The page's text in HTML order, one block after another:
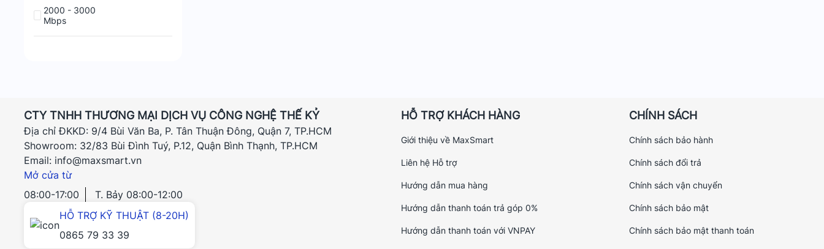
2000 - 3000
Mbps
CTY TNHH THƯƠNG MẠI DỊCH VỤ CÔNG NGHỆ THẾ KỶ
Địa chỉ ĐKKD: 9/4 Bùi Văn Ba, P. Tân Thuận Đông, Quận 7, TP.HCM
Showroom: 32/83 Bùi Đình Tuý, P.12, Quận Bình Thạnh, TP.HCM
Email: info@maxsmart.vn
Mở cửa từ
08:00-17:00
T. Bảy 08:00-12:00
HỖ TRỢ KỸ THUẬT (8-20H)
0865 79 33 39
HỖ TRỢ KHÁCH HÀNG
Giới thiệu về MaxSmart
Liên hệ Hỗ trợ
Hướng dẫn mua hàng
Hướng dẫn thanh toán trả góp 0%
Hướng dẫn thanh toán với VNPAY
CHÍNH SÁCH
Chính sách bảo hành
Chính sách đổi trả
Chính sách vận chuyển
Chính sách bảo mật
Chính sách bảo mật thanh toán